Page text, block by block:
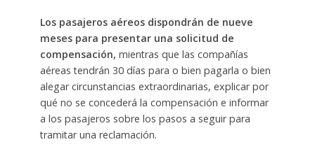
Los pasajeros aéreos dispondrán de nueve
meses para presentar una solicitud de
compensación, mientras que las compañías
aéreas tendrán 30 días para o bien pagarla o bien
alegar circunstancias extraordinarias, explicar por
qué no se concederá la compensación e informar
a los pasajeros sobre los pasos a seguir para
tramitar una reclamación.